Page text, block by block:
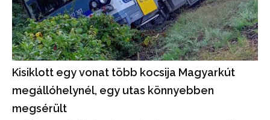
Kisiklott egy vonat több kocsija Magyarkút
megállóhelynél, egy utas könnyebben
megsérült